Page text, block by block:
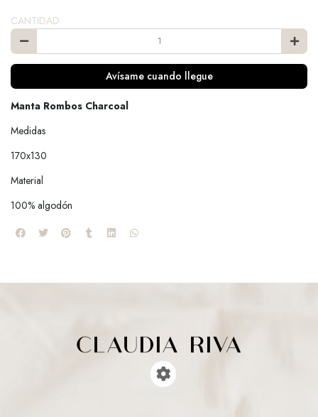
CANTIDAD
Avísame cuando llegue
Manta Rombos Charcoal
Medidas
170x130
Material
100% algodón